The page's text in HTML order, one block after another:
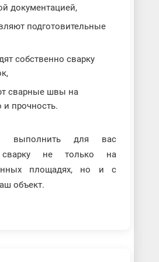
документацией,
подготовительные
собственно сварку
сварные швы на
и прочность.
выполнить для вас
сварку не только на
площадях, но и с
объект.